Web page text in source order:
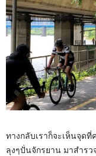
ทางกลับเราก็จะเห็นจุด
ลุงๆปั่นจักรยาน มาสำร